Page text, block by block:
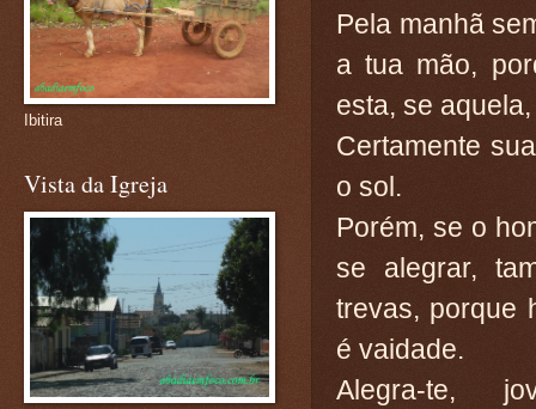
Pela manhã
a tua mão,
esta, se
Certamente
o sol.
Porém, se o
se alegrar,
trevas, porque
é vaidade.
Alegra-te,
Ibitira
Vista da Igreja